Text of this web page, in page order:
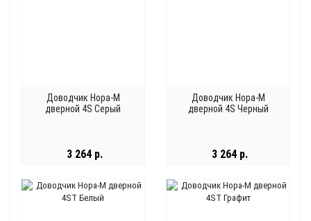
Доводчик Нора-М
дверной 4S Серый
3 264 р.
Доводчик Нора-М
дверной 4S Черный
3 264 р.